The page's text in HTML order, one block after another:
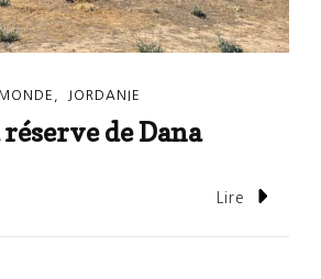
JORDANIE
de Dana
Lire